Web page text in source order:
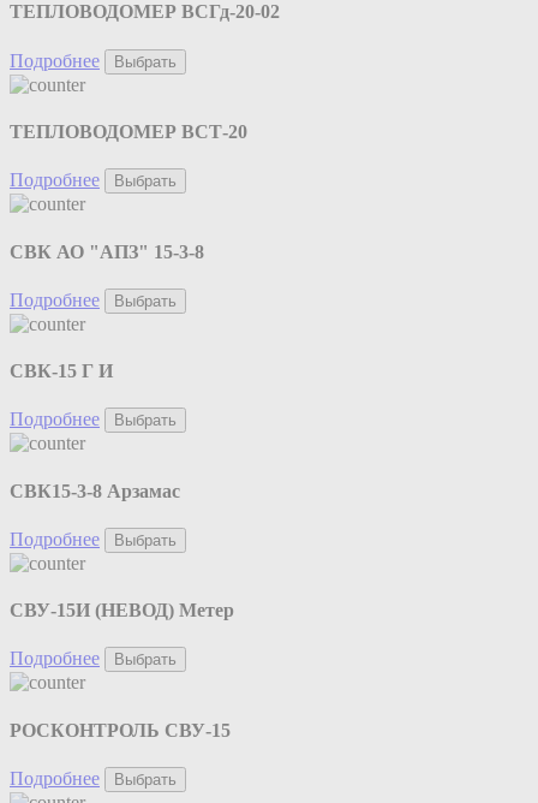
ТЕПЛОВОДОМЕР ВСГд-20-02
Подробнее Выбрать
ТЕПЛОВОДОМЕР ВСТ-20
Подробнее Выбрать
СВК АО "АПЗ" 15-3-8
Подробнее Выбрать
СВК-15 Г И
Подробнее Выбрать
СВК15-3-8 Арзамас
Подробнее Выбрать
СВУ-15И (НЕВОД) Метер
Подробнее Выбрать
РОСКОНТРОЛЬ СВУ-15
Подробнее Выбрать